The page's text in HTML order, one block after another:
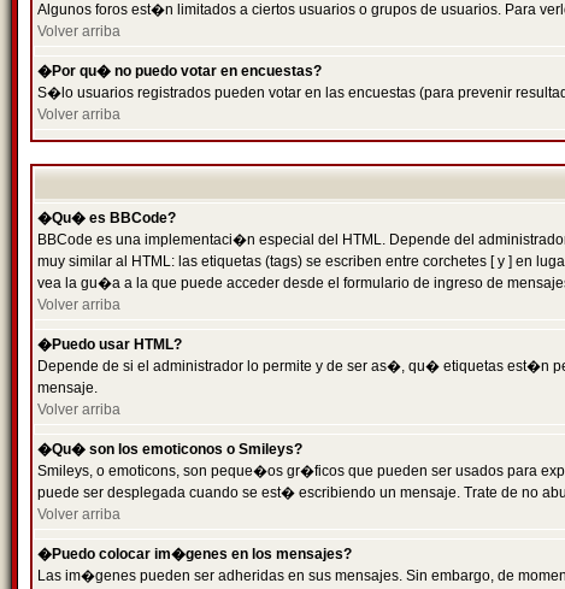
Algunos foros est�n limitados a ciertos usuarios o grupos de usuarios. Para
Volver arriba
�Por qu� no puedo votar en encuestas?
S�lo usuarios registrados pueden votar en las encuestas (para prevenir
Volver arriba
�Qu� es BBCode?
BBCode es una implementaci�n especial del HTML. Depende del
muy similar al HTML: las etiquetas (tags) se escriben entre corchetes [ y ] en
vea la gu�a a la que puede acceder desde el formulario de ingreso de
Volver arriba
�Puedo usar HTML?
Depende de si el administrador lo permite y de ser as�, qu� etiquetas est�n
mensaje.
Volver arriba
�Qu� son los emoticonos o Smileys?
Smileys, o emoticons, son peque�os gr�ficos que pueden ser usados para
puede ser desplegada cuando se est� escribiendo un mensaje. Trate de no
Volver arriba
�Puedo colocar im�genes en los mensajes?
Las im�genes pueden ser adheridas en sus mensajes. Sin embargo, de